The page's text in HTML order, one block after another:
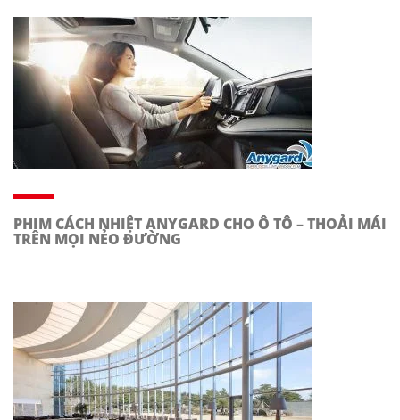
PHIM CÁCH NHIỆT ANYGARD CHO Ô TÔ – THOẢI MÁI
TRÊN MỌI NẺO ĐƯỜNG